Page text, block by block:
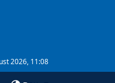
2026, 11:08